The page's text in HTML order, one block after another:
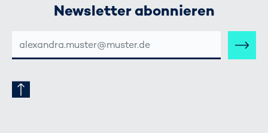
Newsletter abonnieren
MAIL-
ADRESSE